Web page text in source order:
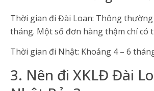
Thời gian đi Đài Loan: Thông thường
tháng. Một số đơn hàng thậm chí có
Thời gian đi Nhật: Khoảng 4 – 6
3. Nên đi XKLĐ Đài